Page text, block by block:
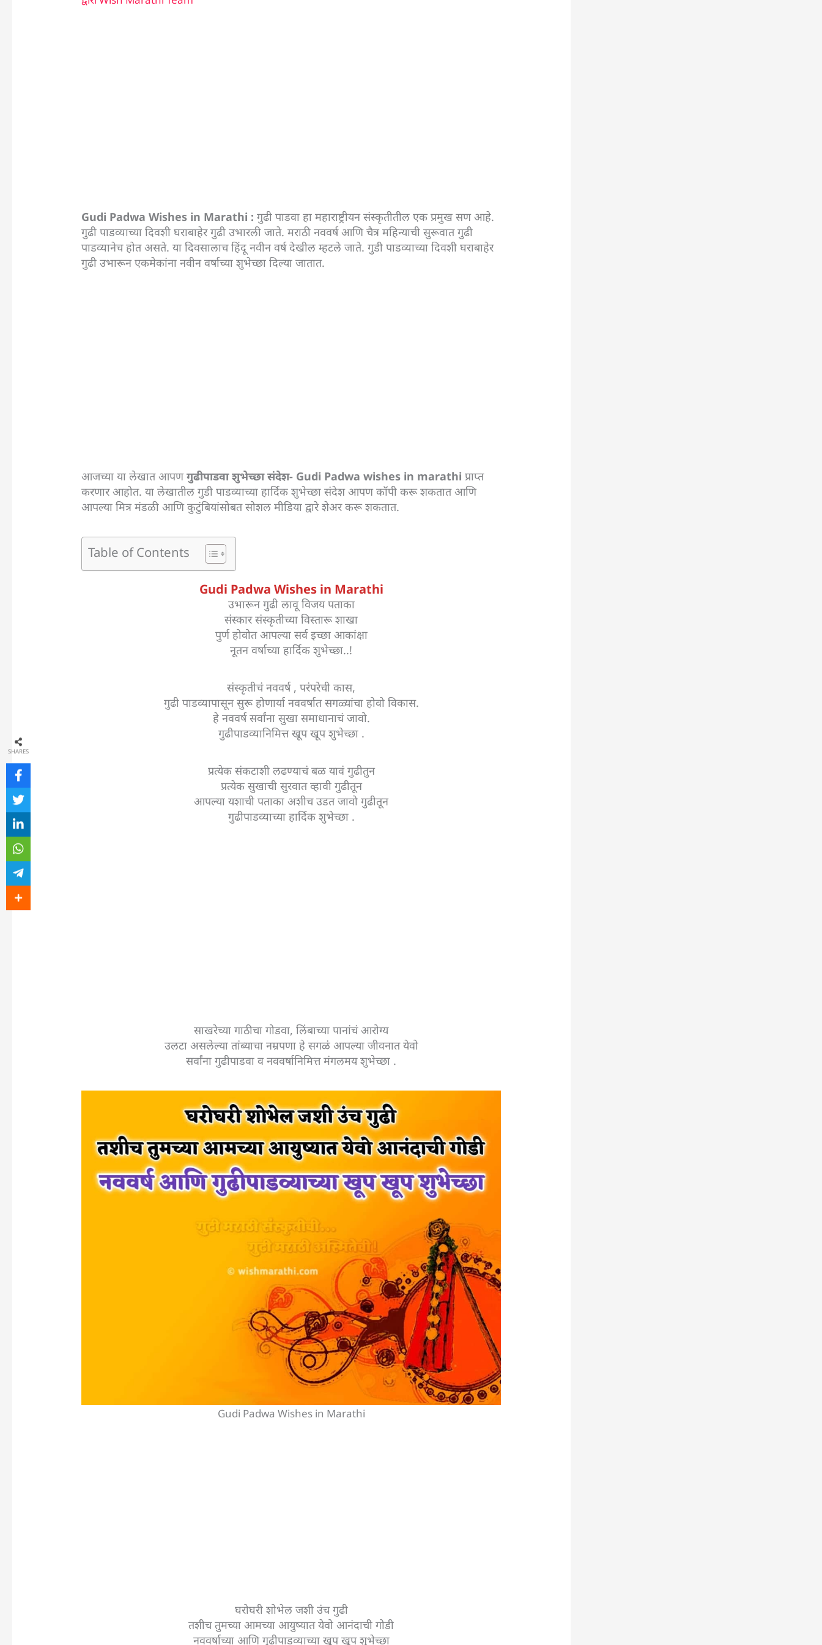
Gudi Padwa Wishes in Marathi : गुढी पाडवा हा महाराष्ट्रीयन संस्कृतीतील एक प्रमुख सण आहे.
गुढी पाडव्याच्या दिवशी घराबाहेर गुढी उभारली जाते. मराठी नववर्ष आणि चैत्र महिन्याची सुरूवात गुढी
पाडव्यानेच होत असते. या दिवसालाच हिंदू नवीन वर्ष देखील म्हटले जाते. गुडी पाडव्याच्या दिवशी घराबाहेर
गुढी उभारून एकमेकांना नवीन वर्षाच्या शुभेच्छा दिल्या जातात.
आजच्या या लेखात आपणगुढीपाडवा शुभेच्छा संदेश- Gudi Padwa wishes in marathi प्राप्त
करणार आहोत. या लेखातील गुडी पाडव्याच्या हार्दिक शुभेच्छा संदेश आपण कॉपी करू शकतात आणि
आपल्या मित्र मंडळी आणि कुटुंबियांसोबत सोशल मीडिया द्वारे शेअर करू शकतात.
Table of Contents
Gudi Padwa Wishes in Marathi
उभारून गुढी लावू विजय पताका
संस्कार संस्कृतीच्या विस्तारू शाखा
पुर्ण होवोत आपल्या सर्व इच्छा आकांक्षा
नूतन वर्षाच्या हार्दिक शुभेच्छा..!
संस्कृतीचं नववर्ष , परंपरेची कास,
गुढी पाडव्यापासून सुरू होणार्या नववर्षात सगळ्यांचा होवो विकास.
हे नववर्ष सर्वांना सुखा समाधानाचं जावो.
गुढीपाडव्यानिमित्त खूप खूप शुभेच्छा .
प्रत्येक संकटाशी लढण्याचं बळ यावं गुढीतुन
प्रत्येक सुखाची सुरवात व्हावी गुढीतून
आपल्या यशाची पताका अशीच उडत जावो गुढीतून
गुढीपाडव्याच्या हार्दिक शुभेच्छा .
साखरेच्या गाठीचा गोडवा, लिंबाच्या पानांचं आरोग्य
उलटा असलेल्या तांब्याचा नम्रपणा हे सगळं आपल्या जीवनात येवो
सर्वांना गुढीपाडवा व नववर्षानिमित्त मंगलमय शुभेच्छा .
Gudi Padwa Wishes in Marathi
घरोघरी शोभेल जशी उंच गुढी
तशीच तुमच्या आमच्या आयुष्यात येवो आनंदाची गोडी
नववर्षाच्या आणि गुढीपाडव्याच्या खूप खूप शुभेच्छा
SHARES